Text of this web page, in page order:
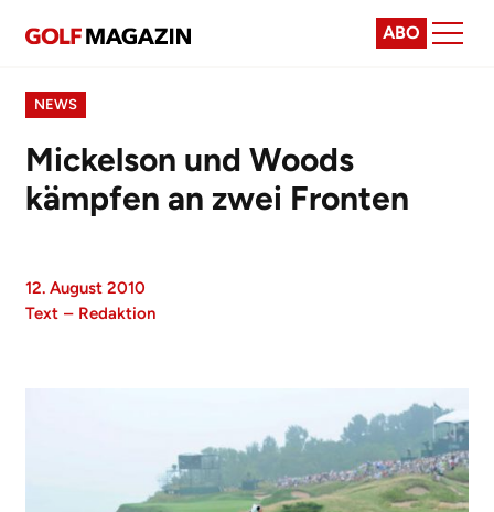
ABO
NEWS
Mickelson und Woods
kämpfen an zwei Fronten
12. August 2010
Text – Redaktion